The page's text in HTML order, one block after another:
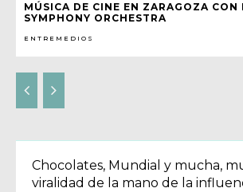
MÚSICA DE CINE EN ZARAGOZA CON
SYMPHONY ORCHESTRA
ENTREMEDIOS
Chocolates, Mundial y mucha,
viralidad de la mano de la